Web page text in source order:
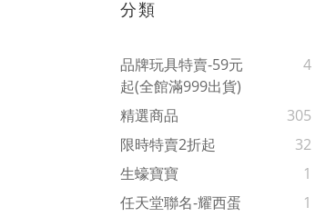
分類
品牌玩具特賣-59元
起(全館滿999出貨)
4
精選商品
305
限時特賣2折起
32
生蠔寶寶
1
任天堂聯名-耀西蛋
1